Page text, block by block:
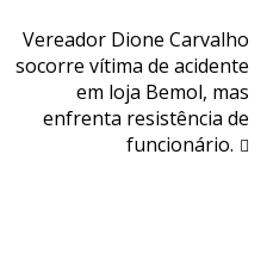
Vereador Dione Carvalho
socorre vítima de acidente
em loja Bemol, mas
enfrenta resistência de
funcionário.